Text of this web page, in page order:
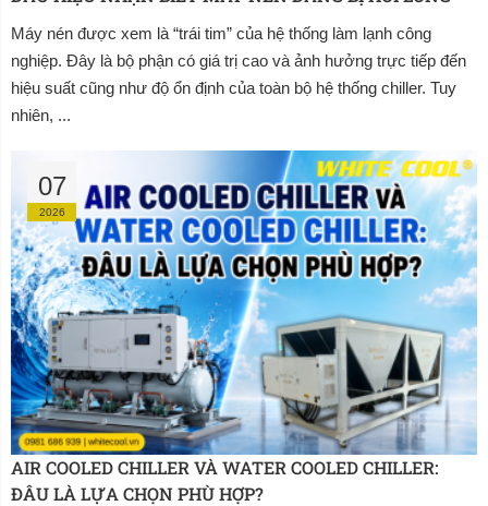
Máy nén được xem là “trái tim” của hệ thống làm lạnh công
nghiệp. Đây là bộ phận có giá trị cao và ảnh hưởng trực tiếp đến
hiệu suất cũng như độ ổn định của toàn bộ hệ thống chiller. Tuy
nhiên, ...
07
2026
AIR COOLED CHILLER VÀ WATER COOLED CHILLER:
ĐÂU LÀ LỰA CHỌN PHÙ HỢP?